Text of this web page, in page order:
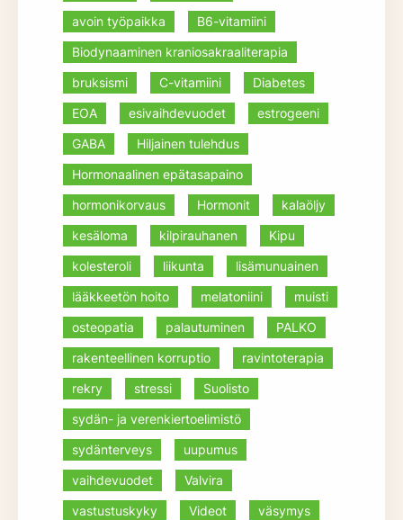
avoin työpaikka
B6-vitamiini
Biodynaaminen kraniosakraaliterapia
bruksismi
C-vitamiini
Diabetes
EOA
esivaihdevuodet
estrogeeni
GABA
Hiljainen tulehdus
Hormonaalinen epätasapaino
hormonikorvaus
Hormonit
kalaöljy
kesäloma
kilpirauhanen
Kipu
kolesteroli
liikunta
lisämunuainen
lääkkeetön hoito
melatoniini
muisti
osteopatia
palautuminen
PALKO
rakenteellinen korruptio
ravintoterapia
rekry
stressi
Suolisto
sydän- ja verenkiertoelimistö
sydänterveys
uupumus
vaihdevuodet
Valvira
vastustuskyky
Videot
väsymys